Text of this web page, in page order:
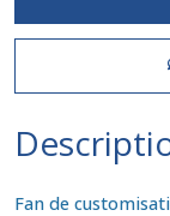
Fan de